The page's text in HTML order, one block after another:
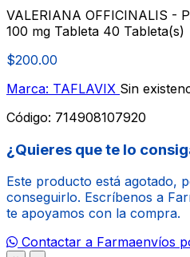
VALERIANA OFFICINALIS -
100 mg Tableta 40 Tableta(s)
$200.00
Marca: TAFLAVIX Sin
Código: 714908107920
¿Quieres que te lo
Este producto está agotado,
conseguirlo. Escríbenos a
te apoyamos con la compra.
Contactar a Farmaenvíos